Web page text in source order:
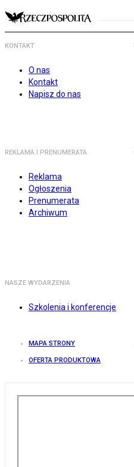
KONTAKT
O nas
Kontakt
Napisz do nas
REKLAMA I PRENUMERATA
Reklama
Ogłoszenia
Prenumerata
Archiwum
NASZE WYDARZENIA
Szkolenia i konferencje
MAPA STRONY
OFERTA PRODUKTOWA